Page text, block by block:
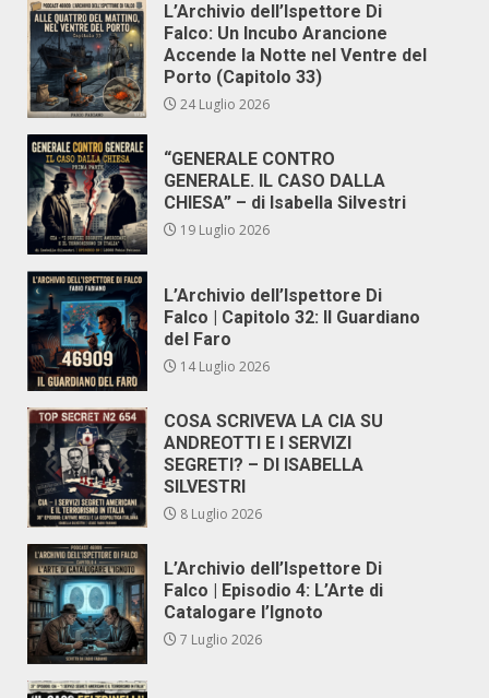
L’Archivio dell’Ispettore Di
Falco: Un Incubo Arancione
Accende la Notte nel Ventre del
Porto (Capitolo 33)
24 Luglio 2026
“GENERALE CONTRO
GENERALE. IL CASO DALLA
CHIESA” – di Isabella Silvestri
19 Luglio 2026
L’Archivio dell’Ispettore Di
Falco | Capitolo 32: Il Guardiano
del Faro
14 Luglio 2026
COSA SCRIVEVA LA CIA SU
ANDREOTTI E I SERVIZI
SEGRETI? – DI ISABELLA
SILVESTRI
8 Luglio 2026
L’Archivio dell’Ispettore Di
Falco | Episodio 4: L’Arte di
Catalogare l’Ignoto
7 Luglio 2026